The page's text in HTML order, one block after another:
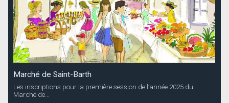
Marché de Saint-Barth
Les inscriptions pour la première session de l’année 2025 du
Marché de...